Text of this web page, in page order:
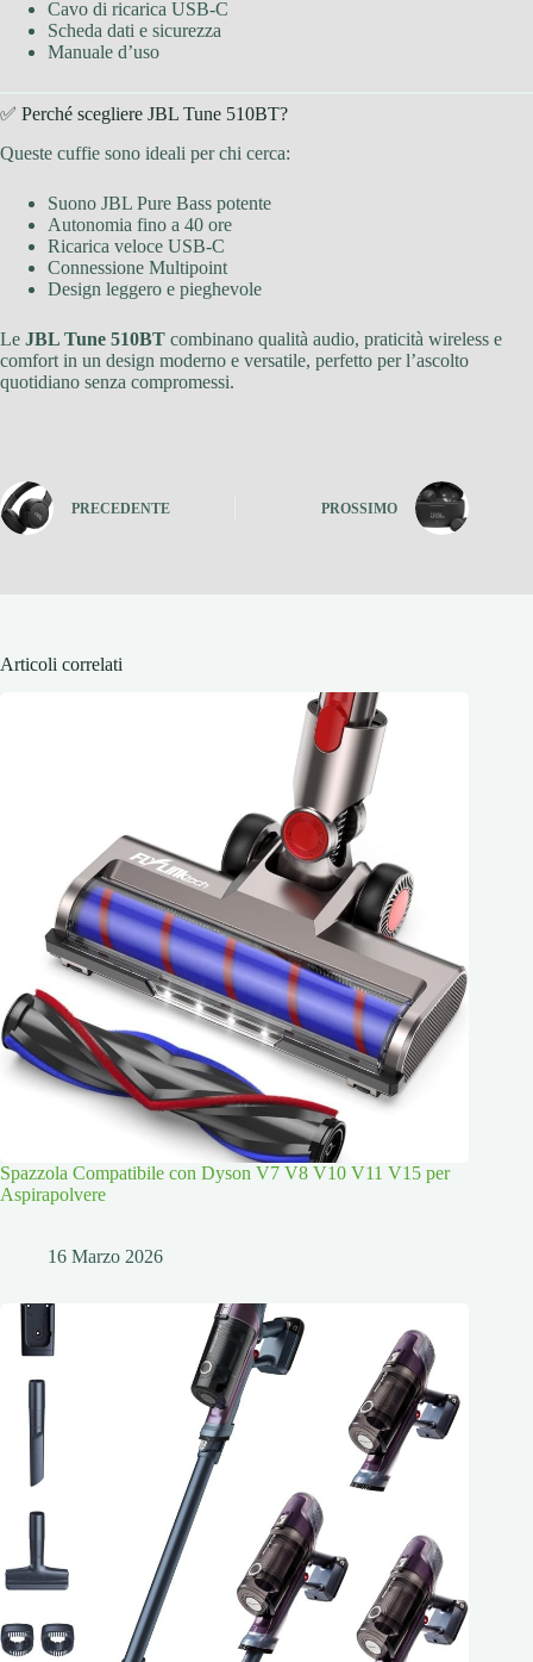
Cavo di ricarica USB-C
Scheda dati e sicurezza
Manuale d’uso
✅ Perché scegliere JBL Tune 510BT?
Queste cuffie sono ideali per chi cerca:
Suono JBL Pure Bass potente
Autonomia fino a 40 ore
Ricarica veloce USB-C
Connessione Multipoint
Design leggero e pieghevole
Le JBL Tune 510BT combinano qualità audio, praticità wireless e
comfort in un design moderno e versatile, perfetto per l’ascolto
quotidiano senza compromessi.
PRECEDENTE PROSSIMO
Articoli correlati
Spazzola Compatibile con Dyson V7 V8 V10 V11 V15 per
Aspirapolvere
16 Marzo 2026